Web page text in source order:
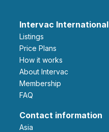
Intervac International
Listings
Price Plans
How it works
About Intervac
Membership
FAQ
Contact information
Asia